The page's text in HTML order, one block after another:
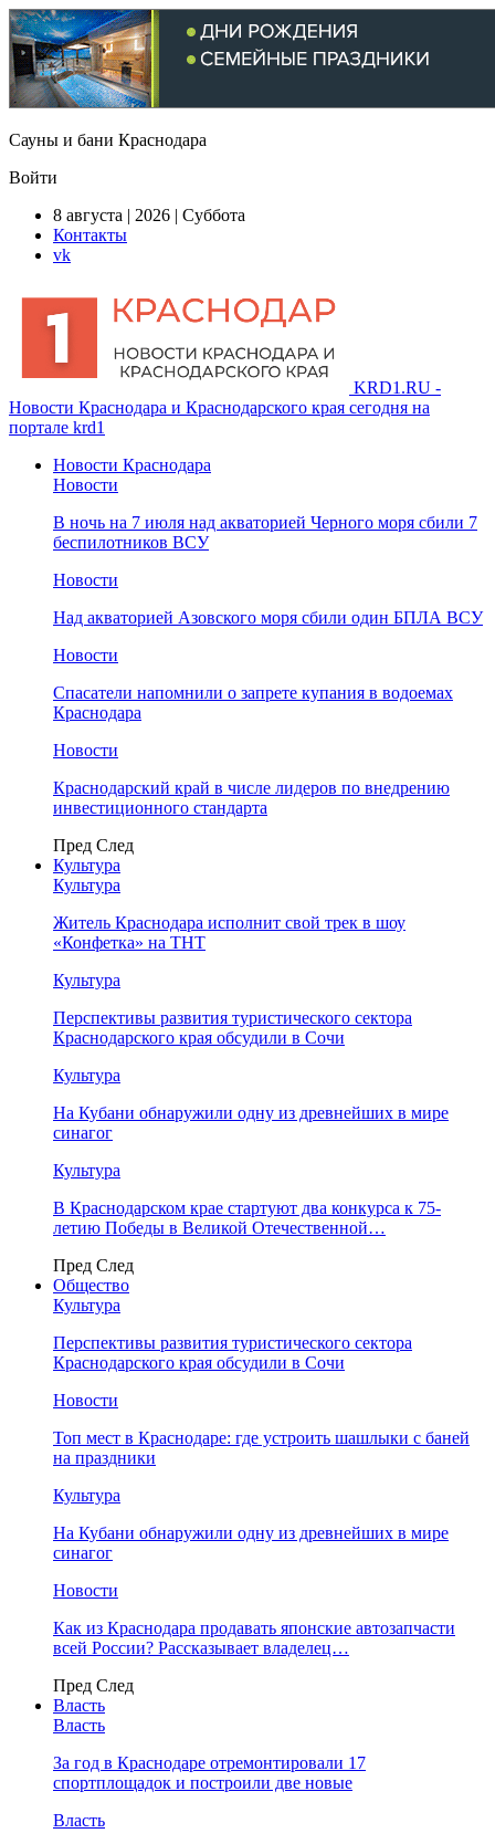
Сауны и бани Краснодара
Войти
8 августа | 2026 | Суббота
Контакты
vk
KRD1.RU -
Новости Краснодара и Краснодарского края сегодня на
портале krd1
Новости Краснодара
Новости
В ночь на 7 июля над акваторией Черного моря сбили 7
беспилотников ВСУ
Новости
Над акваторией Азовского моря сбили один БПЛА ВСУ
Новости
Спасатели напомнили о запрете купания в водоемах
Краснодара
Новости
Краснодарский край в числе лидеров по внедрению
инвестиционного стандарта
Пред След
Культура
Культура
Житель Краснодара исполнит свой трек в шоу
«Конфетка» на ТНТ
Культура
Перспективы развития туристического сектора
Краснодарского края обсудили в Сочи
Культура
На Кубани обнаружили одну из древнейших в мире
синагог
Культура
В Краснодарском крае стартуют два конкурса к 75-
летию Победы в Великой Отечественной…
Пред След
Общество
Культура
Перспективы развития туристического сектора
Краснодарского края обсудили в Сочи
Новости
Топ мест в Краснодаре: где устроить шашлыки с баней
на праздники
Культура
На Кубани обнаружили одну из древнейших в мире
синагог
Новости
Как из Краснодара продавать японские автозапчасти
всей России? Рассказывает владелец…
Пред След
Власть
Власть
За год в Краснодаре отремонтировали 17
спортплощадок и построили две новые
Власть